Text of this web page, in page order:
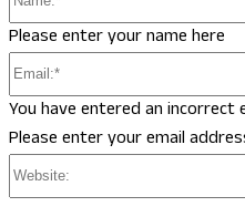
Please enter your name here
You have entered an incorrect
Please enter your email